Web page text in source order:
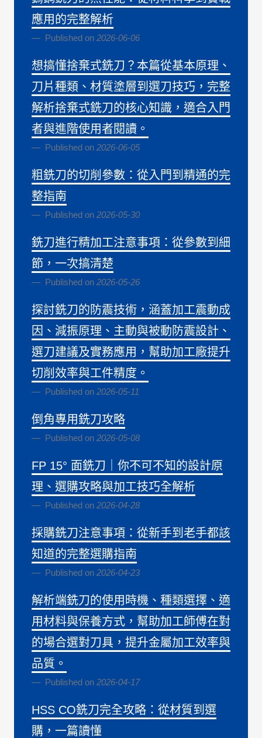
應用的完整解析
Published on 2026-06-06
想搞懂捨棄式銑刀？本篇從基本原理、
刀片種類、材質塗層到選刀技巧，完整
解析捨棄式銑刀的核心知識，適合入門
者與進階使用者閱讀。
Published on 2026-06-05
粗銑刀的切削參數：從入門到精通的完
整指南
Published on 2026-05-30
銑刀進行精加工注意事項：從參數到細
節，一次搞清楚
Published on 2026-05-26
探討銑刀的防震技術，涵蓋加工震動成
因、減振原理、主動與被動防震設計、
選刀建議及實務應用，幫助加工廠提升
切削效率與工件精度。
Published on 2026-05-11
倒角專用銑刀攻略
Published on 2026-05-08
FP 15° 面銑刀｜你不可不知的設計原
理、選購攻略與加工技巧全解析
Published on 2026-04-28
採購銑刀注意事項：從新手到老手都該
知道的完整選購指南
Published on 2026-04-23
解析端銑刀的使用時機、種類選擇、適
用材料與保養方式，幫助加工師傅在對
的場合選對刀具，提升金屬加工效率與
品質。
Published on 2026-04-17
HSS CO銑刀完全攻略：從材質到選
購，一篇讀懂